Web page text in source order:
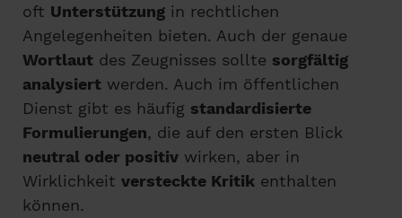
oft Unterstützung in rechtlichen
Angelegenheiten bieten. Auch der genaue
Wortlaut des Zeugnisses sollte sorgfältig
analysiert werden. Auch im öffentlichen
Dienst gibt es häufig standardisierte
Formulierungen, die auf den ersten Blick
neutral oder positiv wirken, aber in
Wirklichkeit versteckte Kritik enthalten
können.